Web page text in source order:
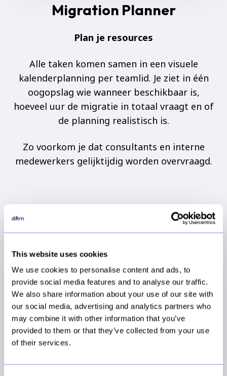
This website uses cookies
We use cookies to personalise content and ads, to
provide social media features and to analyse our traffic.
We also share information about your use of our site with
our social media, advertising and analytics partners who
may combine it with other information that you’ve
provided to them or that they’ve collected from your use
of their services.
Migration Planner
Plan je resources
Alle taken komen samen in een visuele
kalenderplanning per teamlid. Je ziet in één
oogopslag wie wanneer beschikbaar is,
hoeveel uur de migratie in totaal vraagt en of
de planning realistisch is.
Zo voorkom je dat consultants en interne
medewerkers gelijktijdig worden overvraagd.